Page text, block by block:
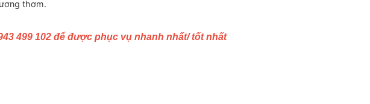
thơm.
499 102 để được phục vụ nhanh nhất/ tốt nhất